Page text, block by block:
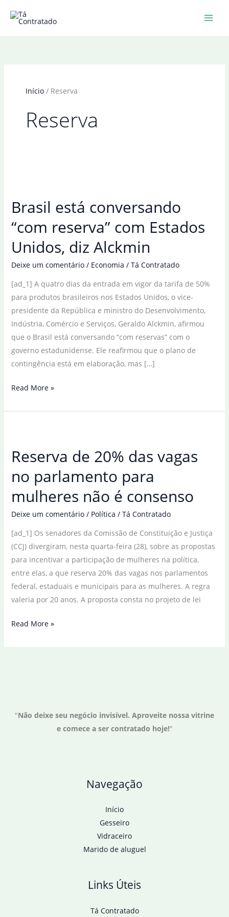
para
Início Reserva
Reserva
Brasil está conversando
“com reserva” com Estados
Unidos, diz Alckmin
Deixe um comentário / Economia / Tá Contratado
[ad_1] A quatro dias da entrada em vigor da tarifa de 50%
para produtos brasileiros nos Estados Unidos, o vice-
presidente da República e ministro do Desenvolvimento,
Indústria, Comércio e Serviços, Geraldo Alckmin, afirmou
que o Brasil está conversando “com reservas” com o
governo estadunidense. Ele reafirmou que o plano de
contingência está em elaboração, mas […]
Brasil
conversando
com
Unidos,
diz
Read More »
Reserva de 20% das vagas
no parlamento para
mulheres não é consenso
Deixe um comentário / Política / Tá Contratado
[ad_1] Os senadores da Comissão de Constituição e Justiça
(CCJ) divergiram, nesta quarta-feira (28), sobre as propostas
para incentivar a participação de mulheres na política,
entre elas, a que reserva 20% das vagas nos parlamentos
federal, estaduais e municipais para as mulheres. A regra
valeria por 20 anos. A proposta consta no projeto de lei
Reserva
para
Read More »
"Não deixe seu negócio invisível. Aproveite nossa vitrine
e comece a ser contratado hoje!"
Navegação
Início
Gesseiro
Vidraceiro
Marido de aluguel
Links Úteis
Tá Contratado